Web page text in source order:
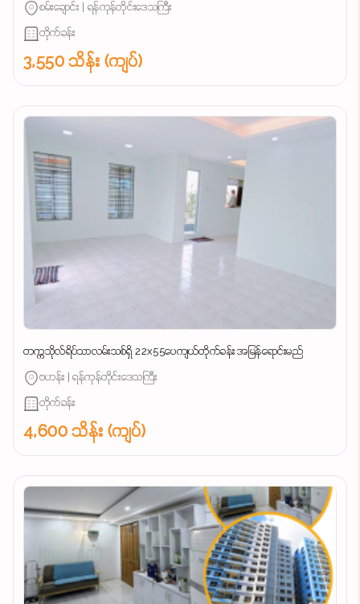
စမ်းချောင်း | ရန်ကုန်တိုင်းဒေသကြီး
တိုက်ခန်း
3,550 သိန်း (ကျပ်)
တက္ကသိုလ်ရိပ်သာလမ်းသစ်ရှိ 22x55ပေကျယ်တိုက်ခန်း အမြန်ရောင်းမည်
ဗဟန်း | ရန်ကုန်တိုင်းဒေသကြီး
တိုက်ခန်း
4,600 သိန်း (ကျပ်)